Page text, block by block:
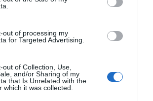
out of processing my
for Targeted Advertising.
out of Collection, Use,
and/or Sharing of my
that Is Unrelated with the
which it was collected.
και οι
κ. Σκέρτσου διαρκούν
που αναιρούν τα